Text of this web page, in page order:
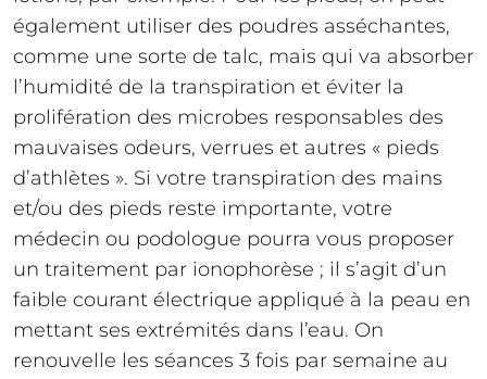
également utiliser des poudres asséchantes,
comme une sorte de talc, mais qui va absorber
l’humidité de la transpiration et éviter la
prolifération des microbes responsables des
mauvaises odeurs, verrues et autres « pieds
d’athlètes ». Si votre transpiration des mains
et/ou des pieds reste importante, votre
médecin ou podologue pourra vous proposer
un traitement par ionophorèse ; il s’agit d’un
faible courant électrique appliqué à la peau en
mettant ses extrémités dans l’eau. On
renouvelle les séances 3 fois par semaine au